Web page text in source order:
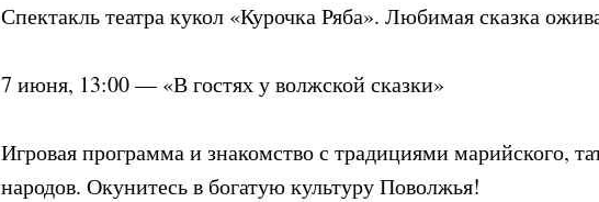
Спектакль театра кукол «Курочка Ряба». Любимая сказка
7 июня, 13:00 — «В гостях у волжской сказки»
Игровая программа и знакомство с традициями марийского,
народов. Окунитесь в богатую культуру Поволжья!